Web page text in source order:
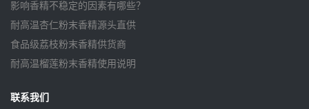
影响香精不稳定的因素有哪些？
耐高温杏仁粉末香精源头直供
食品级荔枝粉末香精供货商
耐高温榴莲粉末香精使用说明
联系我们